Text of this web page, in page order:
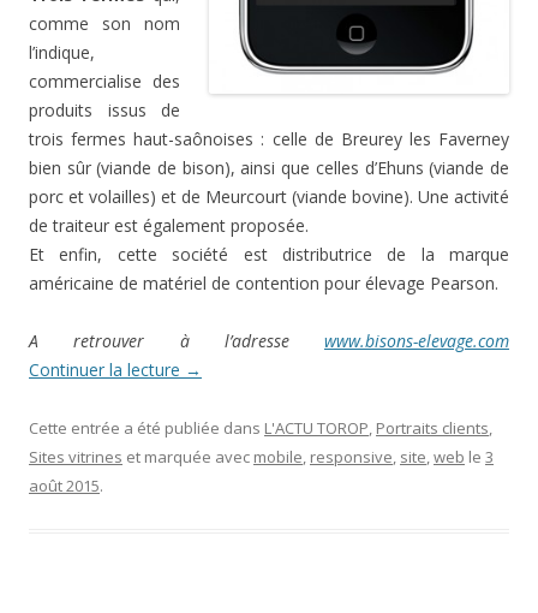
comme son nom
l’indique,
commercialise des
produits issus de
trois fermes haut-saônoises : celle de Breurey les Faverney
bien sûr (viande de bison), ainsi que celles d’Ehuns (viande de
porc et volailles) et de Meurcourt (viande bovine). Une activité
de traiteur est également proposée.
Et enfin, cette société est distributrice de la marque
américaine de matériel de contention pour élevage Pearson.
A retrouver à l’adresse www.bisons-elevage.com
Continuer la lecture →
Cette entrée a été publiée dans L'ACTU TOROP, Portraits clients,
Sites vitrines et marquée avec mobile, responsive, site,web le 3
août 2015.